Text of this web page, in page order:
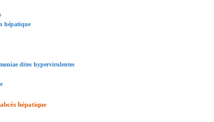
hépatique
dites hypervirulentes
hépatique